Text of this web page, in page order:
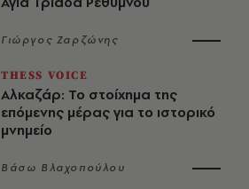
Γιώργος Ζαρζώνης
THESS VOICE
Αλκαζάρ: Το στοίχημα της
επόμενης μέρας για το ιστορικό
μνημείο
Βάσω Βλαχοπούλου